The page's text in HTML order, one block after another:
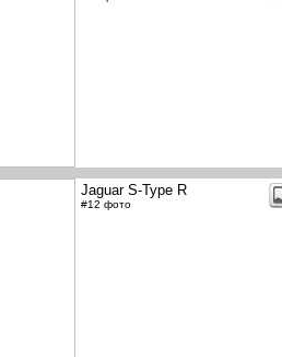
Jaguar S-Type R
#12 фото